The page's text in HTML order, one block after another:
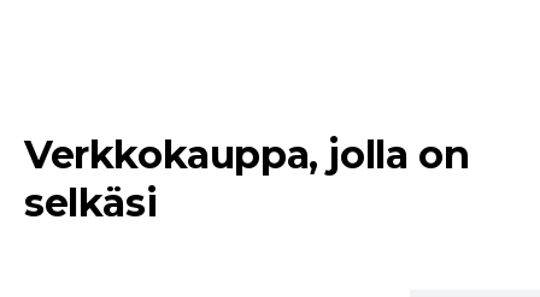
Verkkokauppa, jolla on
selkäsi